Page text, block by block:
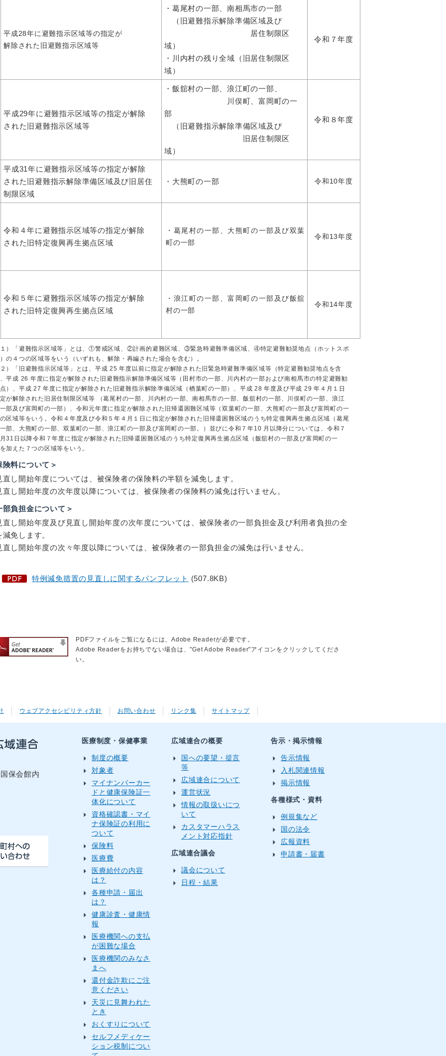
平成28年に避難指示区域等の指定が
解除された旧避難指示区域等
・葛尾村の一部、南相馬市の一部
（旧避難指示解除準備区域及び
居住制限区
域）
・川内村の残り全域（旧居住制限区
域）
令和７年度
平成29年に避難指示区域等の指定が解除
された旧避難指示区域等
・飯舘村の一部、浪江町の一部、
川俣町、富岡町の一
部
（旧避難指示解除準備区域及び
旧居住制限区
域）
令和８年度
平成31年に避難指示区域等の指定が解除
された旧避難指示解除準備区域及び旧居住
制限区域
・大熊町の一部 令和10年度
令和４年に避難指示区域等の指定が解除
された旧特定復興再生拠点区域
・葛尾村の一部、大熊町の一部及び双葉
町の一部
令和13年度
令和５年に避難指示区域等の指定が解除
された旧特定復興再生拠点区域
・浪江町の一部、富岡町の一部及び飯舘
村の一部
令和14年度
）「避難指示区域等」とは、①警戒区域、②計画的避難区域、③緊急時避難準備区域、④特定避難勧奨地点（ホットスポ
の４つの区域等をいう（いずれも、解除・再編された場合を含む）。
）「旧避難指示区域等」とは、平成 25 年度以前に指定が解除された旧緊急時避難準備区域等（特定避難勧奨地点を含
平成 26 年度に指定が解除された旧避難指示解除準備区域等（田村市の一部、川内村の一部および南相馬市の特定避難勧
）、平成 27 年度に指定が解除された旧避難指示解除準備区域（楢葉町の一部）、平成 28 年度及び平成 29 年４月１日
が解除された旧居住制限区域等 （葛尾村の一部、川内村の一部、南相馬市の一部、飯舘村の一部、川俣町の一部、浪江
部及び富岡町の一部）、令和元年度に指定が解除された旧帰還困難区域等（双葉町の一部、大熊町の一部及び富岡町の一
区域等をいう。令和４年度及び令和５年４月１日に指定が解除された旧帰還困難区域のうち特定復興再生拠点区域（葛尾
部、大熊町の一部、双葉町の一部、浪江町の一部及び富岡町の一部。）並びに令和７年10 月以降分については、令和７
31日以降令和７年度に指定が解除された旧帰還困難区域のうち特定復興再生拠点区域（飯舘村の一部及び富岡町の一
加えた７つの区域等をいう。
険料について＞
し開始年度については、被保険者の保険料の半額を減免します。
し開始年度の次年度以降については、被保険者の保険料の減免は行いません。
部負担金について＞
し開始年度及び見直し開始年度の次年度については、被保険者の一部負担金及び利用者負担の全
減免します。
し開始年度の次々年度以降については、被保険者の一部負担金の減免は行いません。
特例減免措置の見直しに関するパンフレット (507.8KB)
PDFファイルをご覧になるには、Adobe Readerが必要です。
Adobe Readerをお持ちでない場合は、"Get Adobe Reader"アイコンをクリックしてくださ
い。
ウェブアクセシビリティ方針 お問い合わせ リンク集 サイトマップ
保会館内
医療制度・保健事業
制度の概要
対象者
マイナンバーカー
ドと健康保険証一
体化について
資格確認書・マイ
ナ保険証の利用に
ついて
保険料
医療費
医療給付の内容
は？
各種申請・届出
は？
健康診査・健康情
報
医療機関への支払
が困難な場合
医療機関のみなさ
まへ
還付金詐欺にご注
意ください
天災に見舞われた
とき
おくすりについて
セルフメディケー
ション税制につい
広域連合の概要
国への要望・提言
等
広域連合について
運営状況
情報の取扱いにつ
いて
カスタマーハラス
メント対応指針
広域連合議会
議会について
日程・結果
告示・掲示情報
告示情報
入札関連情報
掲示情報
各種様式・資料
例規集など
国の法令
広報資料
申請書・届書